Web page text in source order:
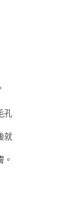
孔
就
。